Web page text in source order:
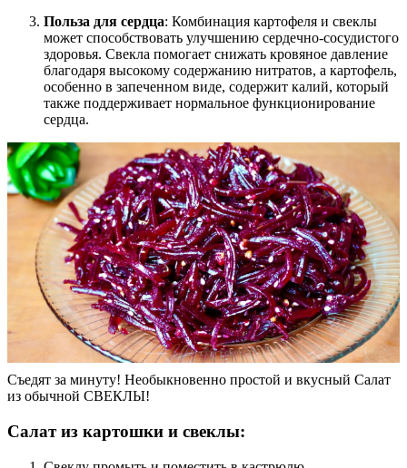
Польза для сердца: Комбинация картофеля и свеклы
может способствовать улучшению сердечно-сосудистого
здоровья. Свекла помогает снижать кровяное давление
благодаря высокому содержанию нитратов, а картофель,
особенно в запеченном виде, содержит калий, который
также поддерживает нормальное функционирование
сердца.
Съедят за минуту! Необыкновенно простой и вкусный Салат
из обычной СВЕКЛЫ!
Салат из картошки и свеклы: